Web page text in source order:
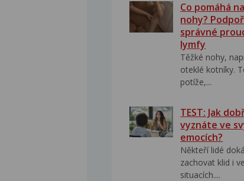
Co pomáhá
nohy?
správné
lymfy
Těžké nohy,
oteklé kotníky.
potíže,...
TEST: Jak
vyznáte ve
emocích?
Někteří lidé
zachovat klid i
situacích....